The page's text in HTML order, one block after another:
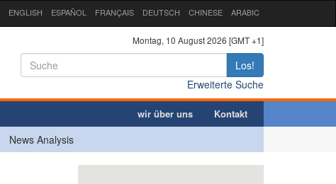
ENGLISH ESPAÑOL FRANÇAIS DEUTSCH CHINESE ARABIC
Montag, 10 August 2026 [GMT +1]
Los!
Erweiterte Suche
wir über uns Kontakt
News Analysis